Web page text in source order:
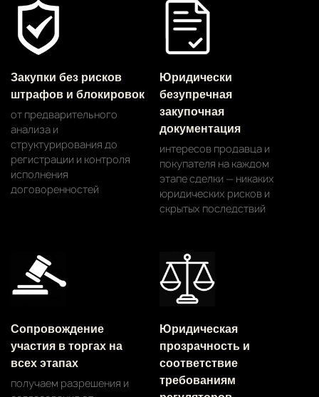
Закупки без рисков
штрафов и блокировок
от предварительного
анализа и
структурирования до
регистрации и контроля
исполнения
договоренностей
Юридически
безупречная
закупочная
документация
интересов продавца и
покупателя на каждом
этапе сделки — никаких
юридических рисков и
скрытых последствий
Сопровождение
участия в торгах на
всех этапах
получаем разрешения и
Юридическая
прозрачность и
соответствие
требованиям